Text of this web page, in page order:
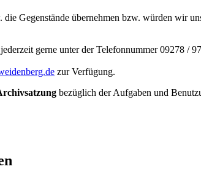
Gegenstände übernehmen bzw. würden wir
gerne unter der Telefonnummer 09278 /
zur Verfügung.
bezüglich der Aufgaben und